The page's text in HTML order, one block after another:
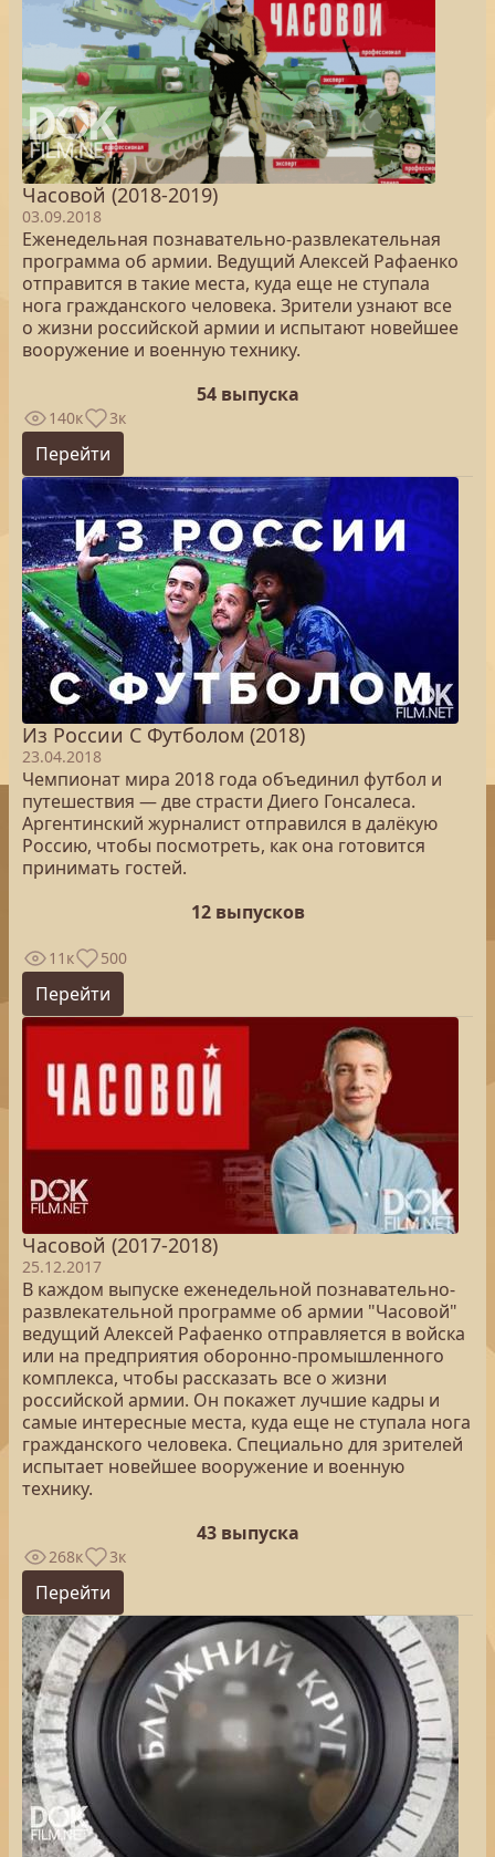
Часовой (2018-2019)
03.09.2018
Еженедельная познавательно-развлекательная
программа об армии. Ведущий Алексей Рафаенко
отправится в такие места, куда еще не ступала
нога гражданского человека. Зрители узнают все
о жизни российской армии и испытают новейшее
вооружение и военную технику.
54 выпуска
140к 3к
Перейти
Из России С Футболом (2018)
23.04.2018
Чемпионат мира 2018 года объединил футбол и
путешествия — две страсти Диего Гонсалеса.
Аргентинский журналист отправился в далёкую
Россию, чтобы посмотреть, как она готовится
принимать гостей.
12 выпусков
11к 500
Перейти
Часовой (2017-2018)
25.12.2017
В каждом выпуске еженедельной познавательно-
развлекательной программе об армии "Часовой"
ведущий Алексей Рафаенко отправляется в войска
или на предприятия оборонно-промышленного
комплекса, чтобы рассказать все о жизни
российской армии. Он покажет лучшие кадры и
самые интересные места, куда еще не ступала нога
гражданского человека. Специально для зрителей
испытает новейшее вооружение и военную
технику.
43 выпуска
268к 3к
Перейти